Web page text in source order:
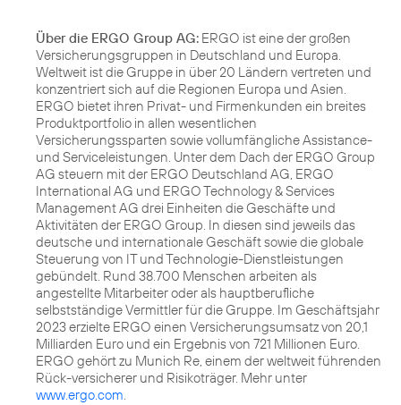
Über die ERGO Group AG: ERGO ist eine der großen
Versicherungsgruppen in Deutschland und Europa.
Weltweit ist die Gruppe in über 20 Ländern vertreten und
konzentriert sich auf die Regionen Europa und Asien.
ERGO bietet ihren Privat- und Firmenkunden ein breites
Produktportfolio in allen wesentlichen
Versicherungssparten sowie vollumfängliche Assistance-
und Serviceleistungen. Unter dem Dach der ERGO Group
AG steuern mit der ERGO Deutschland AG, ERGO
International AG und ERGO Technology & Services
Management AG drei Einheiten die Geschäfte und
Aktivitäten der ERGO Group. In diesen sind jeweils das
deutsche und internationale Geschäft sowie die globale
Steuerung von IT und Technologie-Dienstleistungen
gebündelt. Rund 38.700 Menschen arbeiten als
angestellte Mitarbeiter oder als hauptberufliche
selbstständige Vermittler für die Gruppe. Im Geschäftsjahr
2023 erzielte ERGO einen Versicherungsumsatz von 20,1
Milliarden Euro und ein Ergebnis von 721 Millionen Euro.
ERGO gehört zu Munich Re, einem der weltweit führenden
Rück-versicherer und Risikoträger. Mehr unter
www.ergo.com.